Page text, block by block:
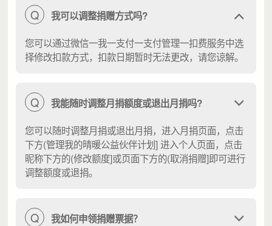
Q 我可以调整捐赠方式吗?
您可以通过微信一我一支付一支付管理一扣费服务中选
择修改扣款方式，扣款日期暂时无法更改，请您谅解。
Q 我能随时调整月捐额度或退出月捐吗?
您可以随时调整月捐或退出月捐，进入月捐页面，点击
下方(管理我的晴暖公益伙伴计划] 进入个人页面，点击
昵称下方的(修改额度]或页面下方的(取消捐赠]即可进行
调整额度或退捐。
Q 我如何申领捐赠票据？